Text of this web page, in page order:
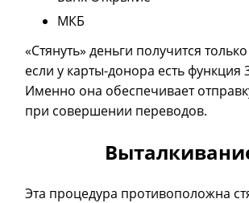
МКБ
«Стянуть» деньги получится
если у карты-донора есть функция
Именно она обеспечивает
при совершении переводов.
Эта процедура противоположна